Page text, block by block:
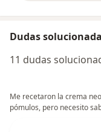
Dudas
11 dudas
Me recetaron la crema
pómulos, pero necesito